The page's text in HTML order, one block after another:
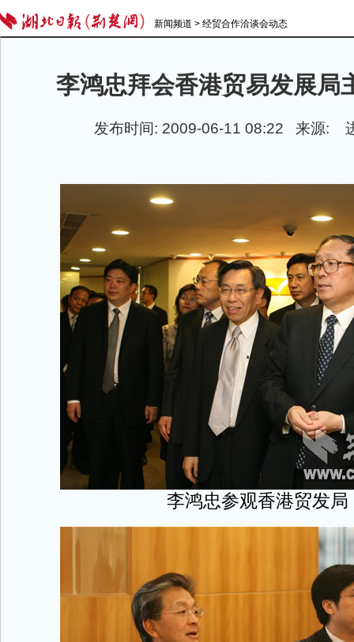
新闻频道 > 经贸合作洽谈会动态
李鸿忠拜会香港贸易发展局
发布时间: 2009-06-11 08:22 来源:
李鸿忠参观香港贸发局